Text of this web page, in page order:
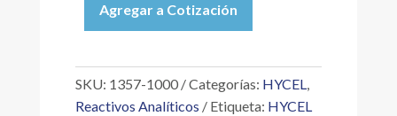
ÁCIDO
CLORHÍDRICO
A
Agregar a Cotización
SKU: 1357-1000 Categorías: HYCEL,
Reactivos Analíticos
Etiqueta: HYCEL